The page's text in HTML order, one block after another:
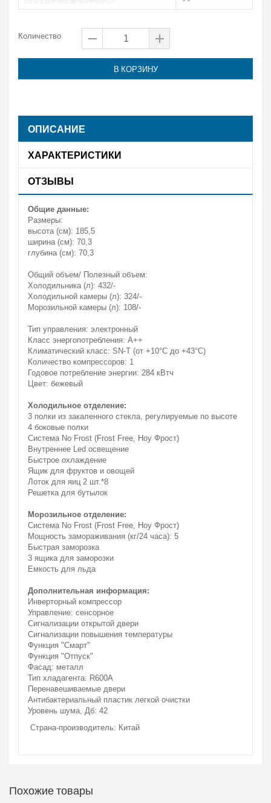
Количество
В КОРЗИНУ
ОПИСАНИЕ
ХАРАКТЕРИСТИКИ
ОТЗЫВЫ
Общие данные:
Размеры:
высота (см): 185,5
ширина (см): 70,3
глубина (см): 70,3
Общий объем/ Полезный объем:
Холодильника (л): 432/-
Холодильной камеры (л): 324/-
Морозильной камеры (л): 108/-
Тип управления: электронный
Класс энергопотребления: A++
Климатический класс: SN-T (от +10°С до +43°С)
Количество компрессоров: 1
Годовое потребление энергии: 284 кВтч
Цвет: бежевый
Холодильное отделение:
3 полки из закаленного стекла, регулируемые по высоте
4 боковые полки
Система No Frost (Frost Free, Ноу Фрост)
Внутреннее Led освещение
Быстрое охлаждение
Ящик для фруктов и овощей
Лоток для яиц 2 шт.*8
Решетка для бутылок
Морозильное отделение:
Система No Frost (Frost Free, Ноу Фрост)
Мощность замораживания (кг/24 часа): 5
Быстрая заморозка
3 ящика для заморозки
Емкость для льда
Дополнительная информация:
Инверторный компрессор
Управление: сенсорное
Сигнализации открытой двери
Сигнализации повышения температуры
Функция "Смарт"
Функция "Отпуск"
Фасад: металл
Тип хладагента: R600A
Перенавешиваемые двери
Антибактериальный пластик легкой очистки
Уровень шума, Дб: 42
Страна-производитель: Китай
Похожие товары